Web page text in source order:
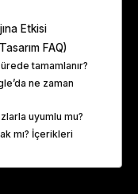
Etkisi
FAQ)
tamamlanır?
ne zaman
uyumlu mu?
mı? İçerikleri